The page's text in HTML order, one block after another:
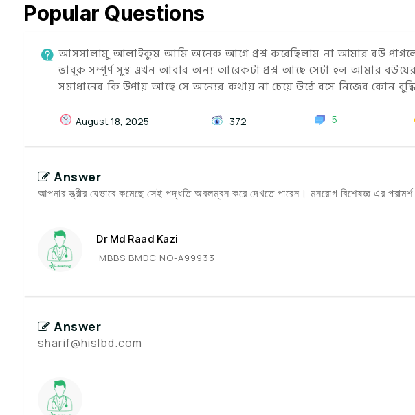
Popular Questions
আসসালামু আলাইকুম আমি অনেক আগে প্রশ্ন করেছিলাম না আমার বউ
ভাবুক সম্পূর্ণ সুস্থ এখন আবার অন্য আরেকটা প্রশ্ন আছে সেটা হল আমার
সমাধানের কি উপায় আছে সে অন্যের কথায় না চেয়ে উঠে বসে নিজের কোন
August 18, 2025 372 5
Answer
আপনার স্ত্রীর যেভাবে কমেছে সেই পদ্ধতি অবলম্বন করে দেখতে পারেন। মনরোগ বিশেষজ্ঞ এর
Dr Md Raad Kazi
MBBS BMDC NO-A99933
Answer
sharif@hislbd.com